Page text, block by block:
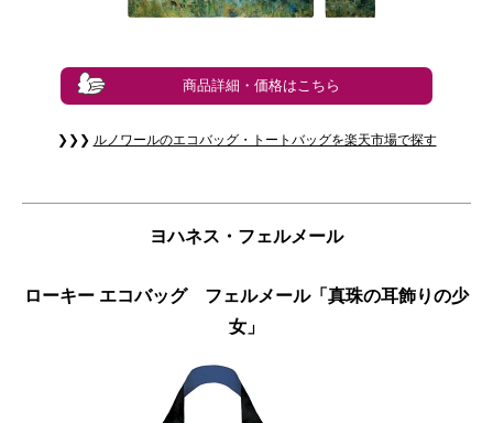
商品詳細・価格はこちら
❯❯❯ ルノワールのエコバッグ・トートバッグを楽天市場で探す
ヨハネス・フェルメール
ローキー エコバッグ フェルメール「真珠の耳飾りの少
女」